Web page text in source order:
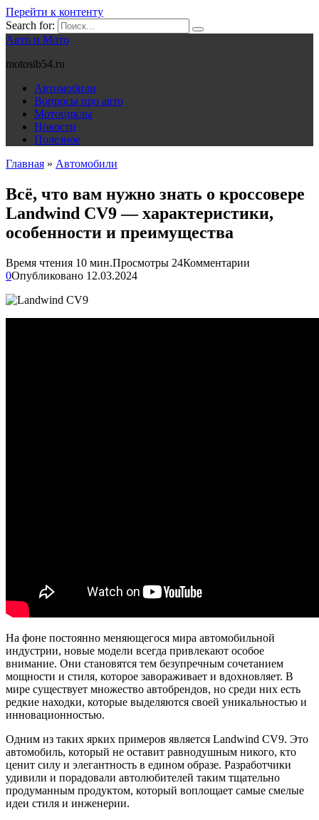
Перейти к контенту
Search for:
Авто и Мото
motosib54.ru
Автомобили
Вопросы про авто
Мотоциклы
Новости
Полезное
Главная » Автомобили
Всё, что вам нужно знать о кроссовере
Landwind CV9 — характеристики,
особенности и преимущества
Время чтения 10 мин.Просмотры 24Комментарии
0Опубликовано 12.03.2024
На фоне постоянно меняющегося мира автомобильной
индустрии, новые модели всегда привлекают особое
внимание. Они становятся тем безупречным сочетанием
мощности и стиля, которое завораживает и вдохновляет. В
мире существует множество автобрендов, но среди них есть
редкие находки, которые выделяются своей уникальностью и
инновационностью.
Одним из таких ярких примеров является Landwind CV9. Это
автомобиль, который не оставит равнодушным никого, кто
ценит силу и элегантность в едином образе. Разработчики
удивили и порадовали автолюбителей таким тщательно
продуманным продуктом, который воплощает самые смелые
идеи стиля и инженерии.